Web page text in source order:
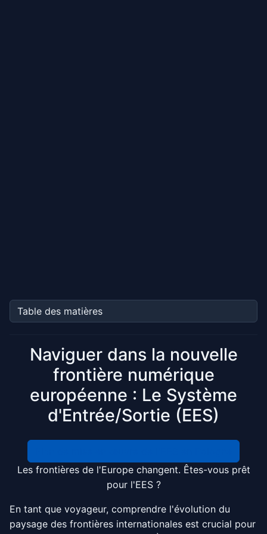
Naviguer dans la nouvelle
frontière numérique
européenne : Le Système
d'Entrée/Sortie (EES)
Les frontières de l'Europe changent. Êtes-vous prêt
pour l'EES ?
En tant que voyageur, comprendre l'évolution du
paysage des frontières internationales est crucial pour